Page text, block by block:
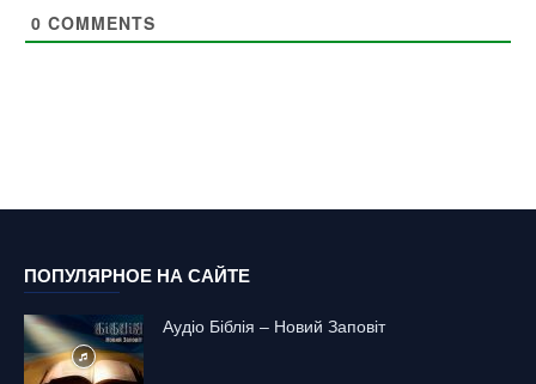
0 COMMENTS
ПОПУЛЯРНОЕ НА САЙТЕ
Аудіо Біблія – Новий Заповіт